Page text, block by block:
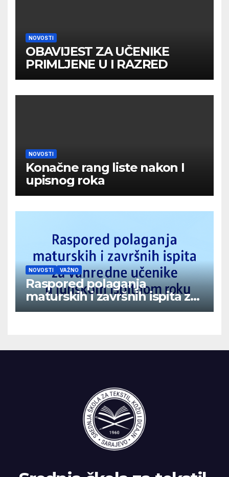
NOVOSTI
OBAVIJEST ZA UČENIKE
PRIMLJENE U I RAZRED
NOVOSTI
Konačne rang liste nakon I
upisnog roka
NOVOSTI VAŽNO
Raspored polaganja
maturskih i završnih ispita za
vanredne učenike u junskom